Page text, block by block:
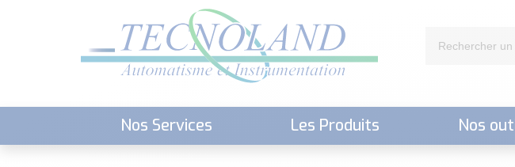
Nos Services Les Produits Nos